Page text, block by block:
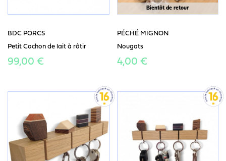
BDC PORCS
Petit Cochon de lait à rôtir
99,00 €
Bientôt de retour
PÉCHÉ MIGNON
Nougats
4,00 €